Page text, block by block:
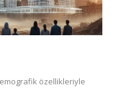
özellikleriyle